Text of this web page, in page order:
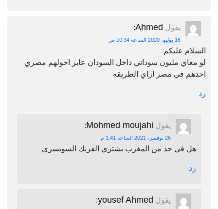
يقول Ahmed
:
16 يوليو، 2020 الساعة 10:34 ص
السلام عليكم
لو معاي مليون سوداني داخل السودان عايز احولهم مصري
اخدهم في مصر ازاي الطريقه
رد
يقول Mohmed moujahi
:
26 نوفمبر، 2021 الساعة 1:41 م
هل في حد من المغرب يشتري الفرنك السويسري
رد
يقول yousef Ahmed
: